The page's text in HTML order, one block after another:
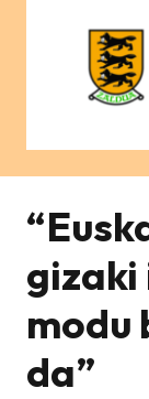
gizaki
modu
da”